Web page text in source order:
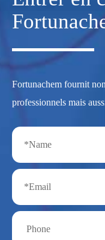
Fortunachem fournit
professionnels mais